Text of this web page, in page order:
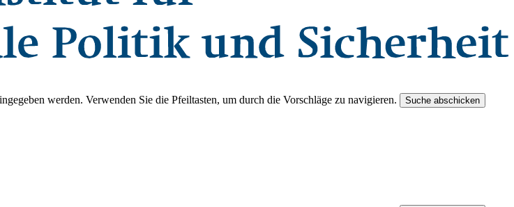
werden. Verwenden Sie die Pfeiltasten, um durch die Vorschläge zu navigieren. Suche abschicken